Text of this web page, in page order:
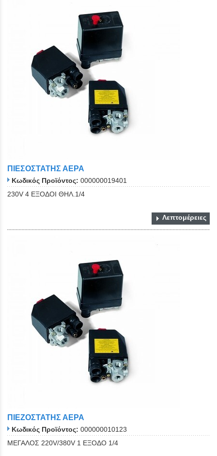
ΠΙΕΣΟΣΤΑΤΗΣ ΑΕΡΑ
Κωδικός Προϊόντος: 000000019401
230V 4 ΕΞΟΔΟΙ ΘΗΛ.1/4
Λεπτομέρειες
ΠΙΕΖΟΣΤΑΤΗΣ ΑΕΡΑ
Κωδικός Προϊόντος: 000000010123
ΜΕΓΑΛΟΣ 220V/380V 1 ΕΞΟΔΟ 1/4